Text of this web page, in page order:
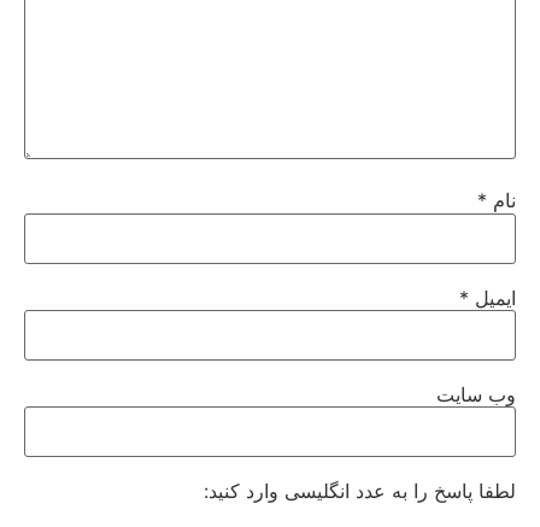
نام *
ایمیل *
وب‌ سایت
لطفا پاسخ را به عدد انگلیسی وارد کنید: